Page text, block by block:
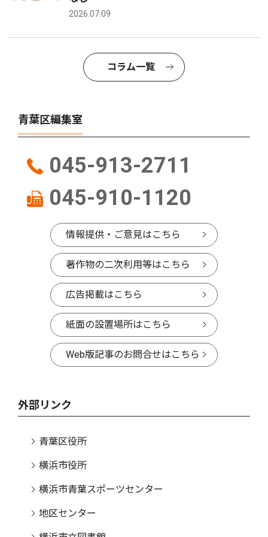
2026.07.09
コラム一覧
青葉区編集室
045-913-2711
045-910-1120
情報提供・ご意見はこちら
著作物の二次利用等はこちら
広告掲載はこちら
紙面の設置場所はこちら
Web版記事のお問合せはこちら
外部リンク
青葉区役所
横浜市役所
横浜市青葉スポーツセンター
地区センター